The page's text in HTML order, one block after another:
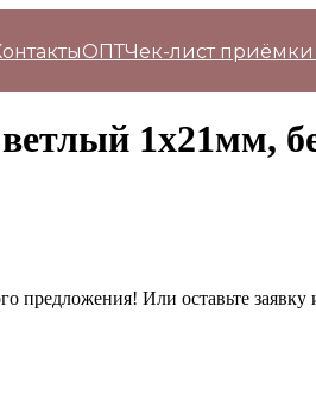
ОПТЧек-лист
1х21мм,
предложения! Или оставьте